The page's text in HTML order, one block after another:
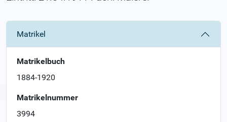
Matrikel
Matrikelbuch
1884-1920
Matrikelnummer
3994